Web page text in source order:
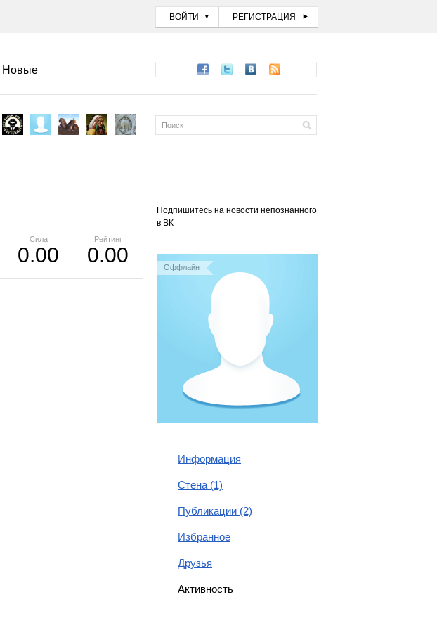
ВОЙТИ РЕГИСТРАЦИЯ
Новые
Рейтинг
0.00
Сила
0.00
Подпишитесь на новости непознанного
в ВК
Оффлайн
Информация
Стена (1)
Публикации (2)
Избранное
Друзья
Активность